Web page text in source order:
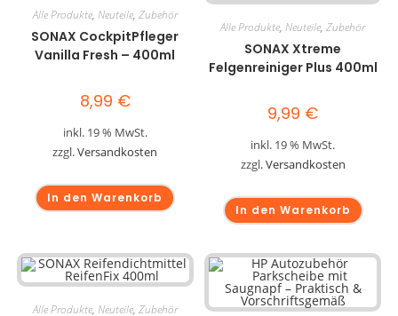
Alle Produkte, Neuteile, Zubehör
SONAX CockpitPfleger
Vanilla Fresh – 400ml
8,99 €
inkl. 19 % MwSt.
zzgl.Versandkosten
In den Warenkorb
Alle Produkte,Neuteile,Zubehör
SONAX Xtreme
Felgenreiniger Plus 400ml
9,99 €
inkl. 19 % MwSt.
zzgl.Versandkosten
In den Warenkorb
Alle Produkte, Neuteile, Zubehör